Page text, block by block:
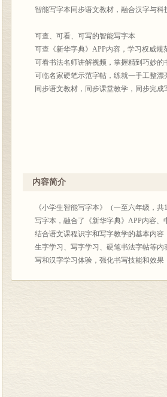
智能写字本同步语文教材，融合汉字与科
可查、可看、可写的智能写字本
可查《新华字典》APP内容，学习权威规
可看书法名师讲解视频，掌握精到巧妙的
可临名家硬笔示范字帖，练就一手工整漂
同步语文教材，同步课堂教学，同步完成
内容简介
《小学生智能写字本》（一至六年级，
写字本，融合了《新华字典》APP内容
结合语文课程识字和写字教学的基本内
生字学习、写字学习、硬笔书法字帖等
写和汉字学习体验，强化书写技能和效果